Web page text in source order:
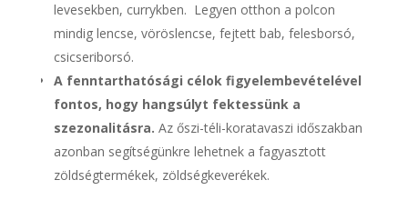
levesekben, currykben. Legyen otthon a polcon
mindig lencse, vöröslencse, fejtett bab, felesborsó,
csicseriborsó.
A fenntarthatósági célok figyelembevételével
fontos, hogy hangsúlyt fektessünk a
szezonalitásra. Az őszi-téli-koratavaszi időszakban
azonban segítségünkre lehetnek a fagyasztott
zöldségtermékek, zöldségkeverékek.